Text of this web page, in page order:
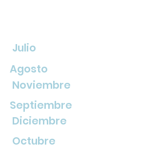
Julio
Agosto
Noviembre
Septiembre
Diciembre
Octubre